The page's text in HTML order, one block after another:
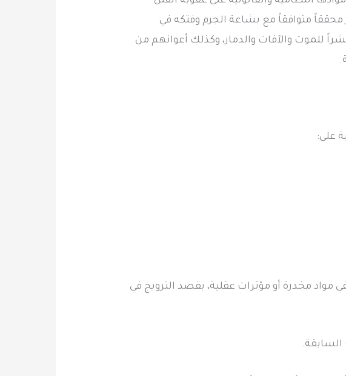
محققاً متوافقاً مع بشاعة الجرم وفتكه في
للموت والآفات والدمار، وكذلك أعوانهم من
على:
مواد مخدرة أو مؤثرات عقلية، بقصد الترويج في